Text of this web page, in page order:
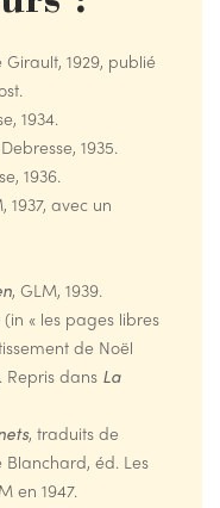
1929, publié
1934.
1935.
1936.
1937, avec un
, GLM, 1939.
(in « les pages libres
de Noël
Repris dans La
, traduits de
Blanchard, éd. Les
en 1947.